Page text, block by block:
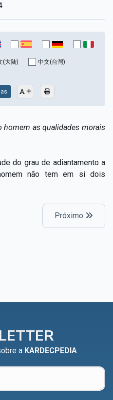
(大陆) 中文(台灣)
homem as qualidades morais
do grau de adiantamento a
não tem em si dois
Próximo
a KARDECPEDIA